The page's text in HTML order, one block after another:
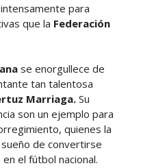
para
que la Federación
se enorgullece de
tan talentosa
Marriaga.Su
son un ejemplo para
quienes la
de convertirse
el fútbol nacional.